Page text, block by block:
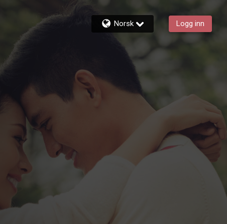
Norsk Logg inn